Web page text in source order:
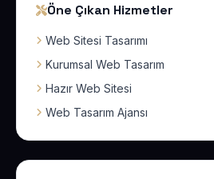
Öne Çıkan Hizmetler
Web Sitesi Tasarımı
Kurumsal Web Tasarım
Hazır Web Sitesi
Web Tasarım Ajansı